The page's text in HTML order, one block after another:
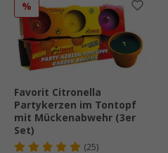
%
Favorit Citronella
Partykerzen im Tontopf
mit Mückenabwehr (3er
Set)
(25)